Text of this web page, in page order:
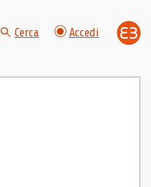
Cerca Accedi